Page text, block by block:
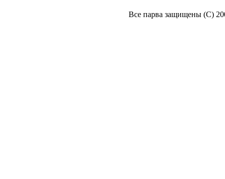
Все парва защищены (С)